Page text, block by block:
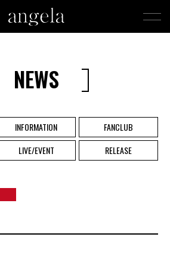
NEWS
INFORMATION
FANCLUB
LIVE/EVENT RELEASE